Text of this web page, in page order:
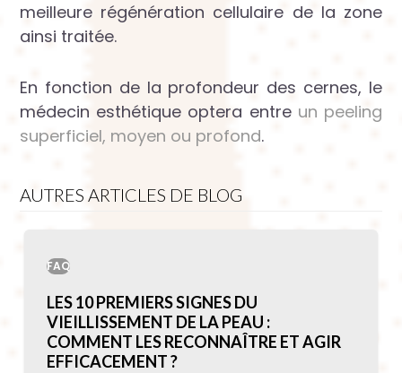
meilleure régénération cellulaire de la zone
ainsi traitée.
En fonction de la profondeur des cernes, le
médecin esthétique optera entre un peeling
superficiel, moyen ou profond.
AUTRES ARTICLES DE BLOG
FAQ
LES 10 PREMIERS SIGNES DU
VIEILLISSEMENT DE LA PEAU :
COMMENT LES RECONNAÎTRE ET AGIR
EFFICACEMENT ?